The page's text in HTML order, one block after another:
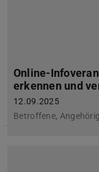
Online-
erkennen und
12.09.2025
Betroffene,